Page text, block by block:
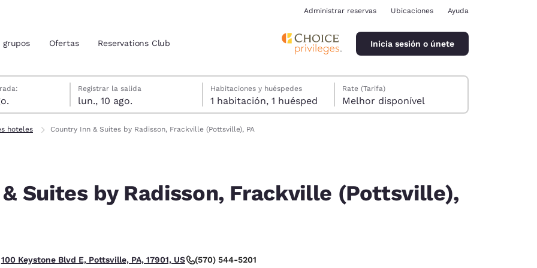
actuales
Estados Unidos
Español
América Latina
Español
Administrar reservas Ubicaciones Ayuda
grupos Ofertas Reservations Club Inicia sesión o únete
Registrar la salida
lun., 10 ago.
fecha de check-out seleccionada
fecha de check-in seleccionada
Habitaciones y huéspedes
1 habitación, 1 huésped
Rate (Tarifa)
Melhor disponível
hoteles Country Inn & Suites by Radisson, Frackville (Pottsville), PA
Suites by Radisson, Frackville (Pottsville),
100 Keystone Blvd E, Pottsville, PA, 17901, US (570) 544-5201